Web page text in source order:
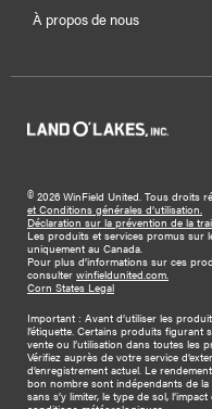
À propos de nous
© 2026 WinField United. Tous droits
et Conditions générales d’utilisation.
Déclaration sur la prévention de la
Les produits et services promus sur
uniquement au Canada.
Pour plus d’informations sur ces
consulter winfieldunited.com.
Corn States Legal
Important : Avant d’utiliser les
l’étiquette. Certains produits
vente ou l’utilisation dans toutes les
Vérifiez auprès de votre service
d’enregistrement actuel. Le
bon nombre sont indépendants de
sans s’y limiter, le type de sol,